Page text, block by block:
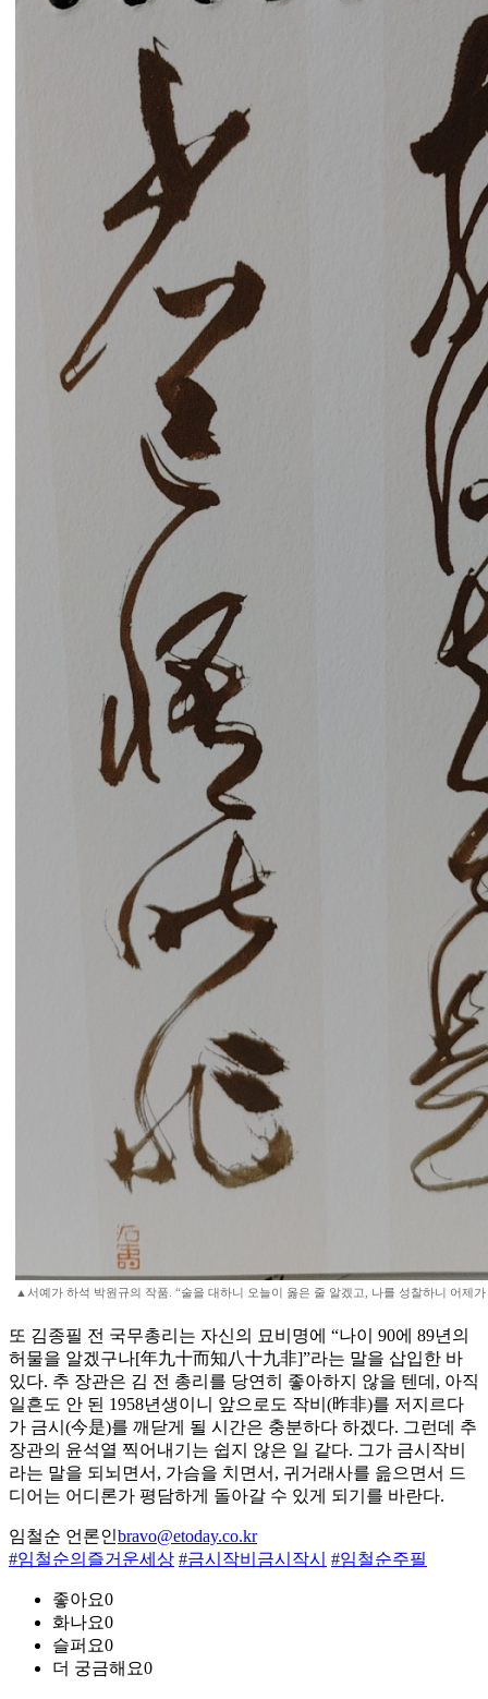
▲서예가 하석 박원규의 작품. “술을 대하니 오늘이 옳은 줄 알겠고, 나를 성찰하니 어제
또 김종필 전 국무총리는 자신의 묘비명에 “나이 90에 89년의
허물을 알겠구나[年九十而知八十九非]”라는 말을 삽입한 바
있다. 추 장관은 김 전 총리를 당연히 좋아하지 않을 텐데, 아직
일흔도 안 된 1958년생이니 앞으로도 작비(昨非)를 저지르다
가 금시(今是)를 깨닫게 될 시간은 충분하다 하겠다. 그런데 추
장관의 윤석열 찍어내기는 쉽지 않은 일 같다. 그가 금시작비
라는 말을 되뇌면서, 가슴을 치면서, 귀거래사를 읊으면서 드
디어는 어디론가 평담하게 돌아갈 수 있게 되기를 바란다.
임철순 언론인bravo@etoday.co.kr
#임철순의즐거운세상 #금시작비금시작시 #임철순주필
좋아요0
화나요0
슬퍼요0
더 궁금해요0